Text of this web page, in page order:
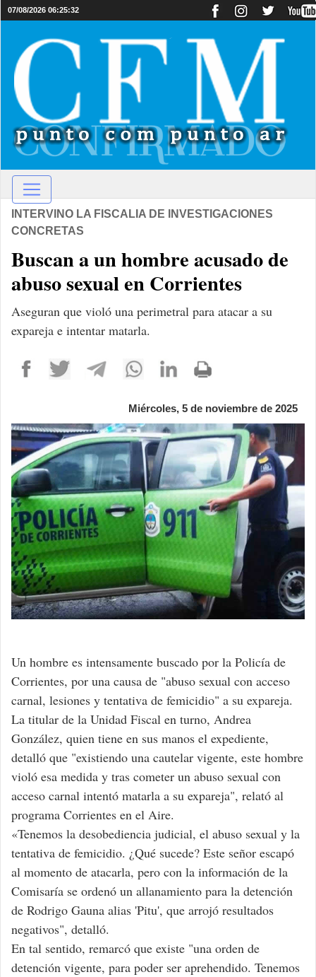
07/08/2026 06:25:32
INTERVINO LA FISCALIA DE INVESTIGACIONES
CONCRETAS
Buscan a un hombre acusado de
abuso sexual en Corrientes
Aseguran que violó una perimetral para atacar a su
expareja e intentar matarla.
Miércoles, 5 de noviembre de 2025
Un hombre es intensamente buscado por la Policía de
Corrientes, por una causa de "abuso sexual con acceso
carnal, lesiones y tentativa de femicidio" a su expareja.
La titular de la Unidad Fiscal en turno, Andrea
González, quien tiene en sus manos el expediente,
detalló que "existiendo una cautelar vigente, este hombre
violó esa medida y tras cometer un abuso sexual con
acceso carnal intentó matarla a su expareja", relató al
programa Corrientes en el Aire.
«Tenemos la desobediencia judicial, el abuso sexual y la
tentativa de femicidio. ¿Qué sucede? Este señor escapó
al momento de atacarla, pero con la información de la
Comisaría se ordenó un allanamiento para la detención
de Rodrigo Gauna alias 'Pitu', que arrojó resultados
negativos", detalló.
En tal sentido, remarcó que existe "una orden de
detención vigente, para poder ser aprehendido. Tenemos